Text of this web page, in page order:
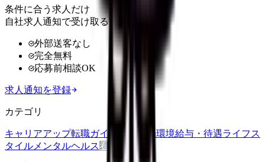
条件に合う求人だけ
自社求人通知で受け取る
外部送客なし
完全無料
応募前相談OK
求人通知を登録
カテゴリ
キャリアアップ転職ガイド 職場環境給与・待遇ライフス
タイル メンタルヘルス看護師